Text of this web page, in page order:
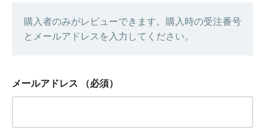
購入者のみがレビューできます。購入時の受注番号
とメールアドレスを入力してください。
メールアドレス （必須）